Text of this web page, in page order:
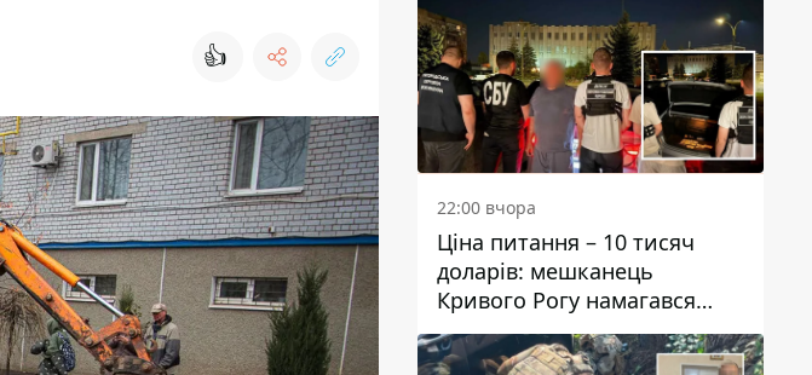
👍
22:00 вчора
Ціна питання – 10 тисяч
доларів: мешканець
Кривого Рогу намагався
переправити чоловіка до
Словаччини